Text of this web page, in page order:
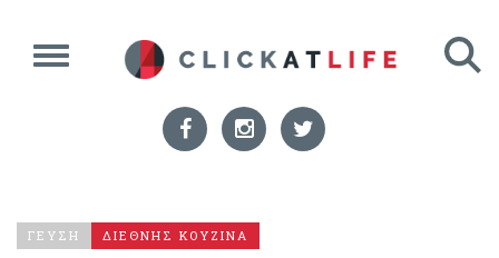
ΓΕΥΣΗ ΔΙΕΘΝΗΣ ΚΟΥΖΙΝΑ